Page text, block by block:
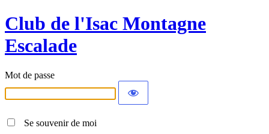
Club de l'Isac Montagne
Escalade
Mot de passe
Se souvenir de moi